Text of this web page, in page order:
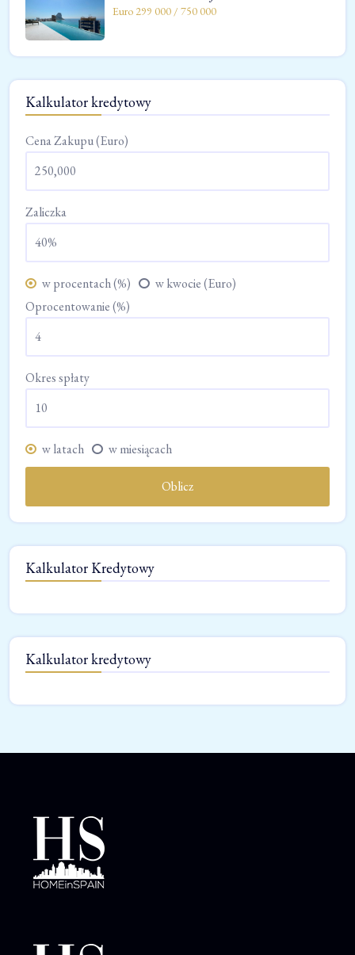
Euro 299 000 / 750 000
Kalkulator kredytowy
Cena Zakupu (Euro)
Zaliczka
w procentach (%)
w kwocie (Euro)
Oprocentowanie (%)
Okres spłaty
w latach w miesiącach
Oblicz
Kalkulator Kredytowy
Kalkulator kredytowy